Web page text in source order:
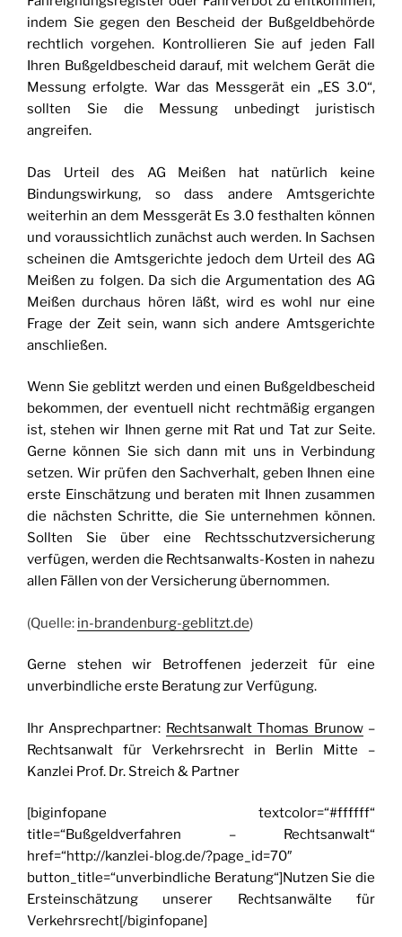
indem Sie gegen den Bescheid der Bußgeldbehörde
rechtlich vorgehen. Kontrollieren Sie auf jeden Fall
Ihren Bußgeldbescheid darauf, mit welchem Gerät die
Messung erfolgte. War das Messgerät ein „ES 3.0“,
sollten Sie die Messung unbedingt juristisch
angreifen.
Das Urteil des AG Meißen hat natürlich keine
Bindungswirkung, so dass andere Amtsgerichte
weiterhin an dem Messgerät Es 3.0 festhalten können
und voraussichtlich zunächst auch werden. In Sachsen
scheinen die Amtsgerichte jedoch dem Urteil des AG
Meißen zu folgen. Da sich die Argumentation des AG
Meißen durchaus hören läßt, wird es wohl nur eine
Frage der Zeit sein, wann sich andere Amtsgerichte
anschließen.
Wenn Sie geblitzt werden und einen Bußgeldbescheid
bekommen, der eventuell nicht rechtmäßig ergangen
ist, stehen wir Ihnen gerne mit Rat und Tat zur Seite.
Gerne können Sie sich dann mit uns in Verbindung
setzen. Wir prüfen den Sachverhalt, geben Ihnen eine
erste Einschätzung und beraten mit Ihnen zusammen
die nächsten Schritte, die Sie unternehmen können.
Sollten Sie über eine Rechtsschutzversicherung
verfügen, werden die Rechtsanwalts-Kosten in nahezu
allen Fällen von der Versicherung übernommen.
(Quelle: in-brandenburg-geblitzt.de)
Gerne stehen wir Betroffenen jederzeit für eine
unverbindliche erste Beratung zur Verfügung.
Ihr Ansprechpartner: Rechtsanwalt Thomas Brunow–
Rechtsanwalt für Verkehrsrecht in Berlin Mitte –
Kanzlei Prof. Dr. Streich & Partner
[biginfopane textcolor=“#ffffff“
title=“Bußgeldverfahren – Rechtsanwalt“
href=“http://kanzlei-blog.de/?page_id=70″
button_title=“unverbindliche Beratung“]Nutzen Sie die
Ersteinschätzung unserer Rechtsanwälte für
Verkehrsrecht[/biginfopane]